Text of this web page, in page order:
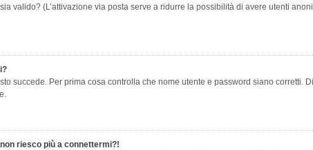
valido? (L’attivazione via posta serve a ridurre la possibilità di avere utenti
succede. Per prima cosa controlla che nome utente e password siano
riesco più a connettermi?!